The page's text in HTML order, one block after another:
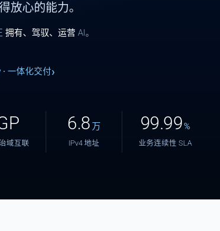
放心的能力。
拥有、驾驭、运营 AI。
一体化交付
域互联
6.8 万
IPv4 地址
99.99%
业务连续性 SLA